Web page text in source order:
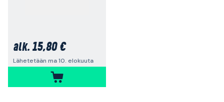
alk. 15,80 €
Lähetetään ma 10. elokuuta